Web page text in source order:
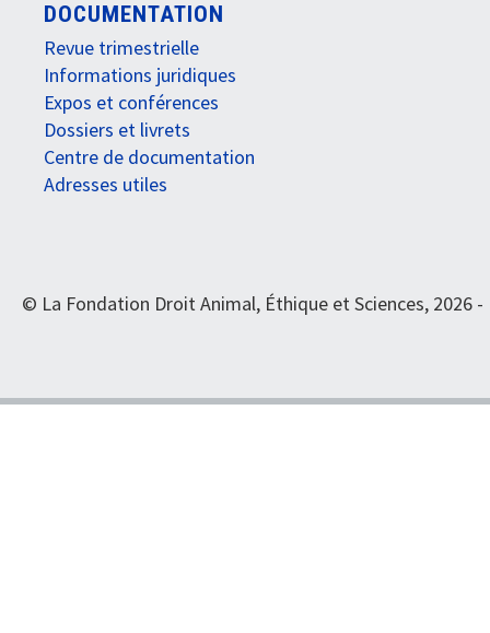
DOCUMENTATION
Revue trimestrielle
Informations juridiques
Expos et conférences
Dossiers et livrets
Centre de documentation
Adresses utiles
© La Fondation Droit Animal, Éthique et Sciences, 2026 -